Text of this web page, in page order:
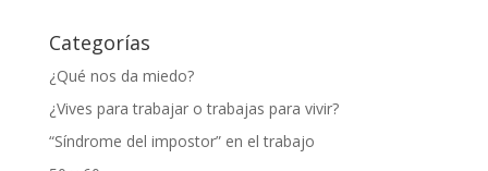
Categorías
¿Qué nos da miedo?
¿Vives para trabajar o trabajas para vivir?
“Síndrome del impostor” en el trabajo